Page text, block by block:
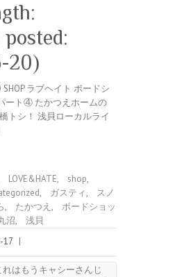
20)
SHOP ラブヘイト ボードシ
ート④ たかつえホームの
トシ！ 浅貝ローカルライ
LOVE&HATE, shop,
, ガスティ,
スノ
, たかつえ ,
ボードショッ
沼,
浅貝
17 |
はもうキャシーさんじ